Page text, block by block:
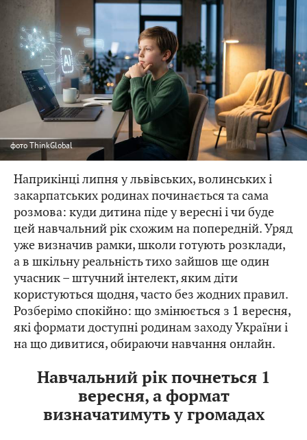
фото ThinkGlobal
Наприкінці липня у львівських, волинських і
закарпатських родинах починається та сама
розмова: куди дитина піде у вересні і чи буде
цей навчальний рік схожим на попередній. Уряд
уже визначив рамки, школи готують розклади,
а в шкільну реальність тихо зайшов ще один
учасник – штучний інтелект, яким діти
користуються щодня, часто без жодних правил.
Розберімо спокійно: що змінюється з 1 вересня,
які формати доступні родинам заходу України і
на що дивитися, обираючи навчання онлайн.
Навчальний рік почнеться 1
вересня, а формат
визначатимуть у громадах